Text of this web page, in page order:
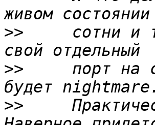
>>
сотни и
>>
порт на
>>